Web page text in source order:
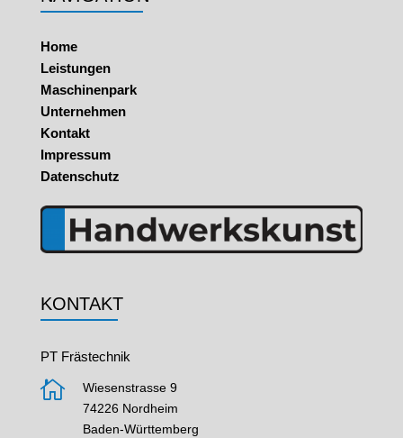
Home
Leistungen
Maschinenpark
Unternehmen
Kontakt
Impressum
Datenschutz
KONTAKT
PT Frästechnik

Wiesenstrasse 9
74226 Nordheim
Baden-Württemberg